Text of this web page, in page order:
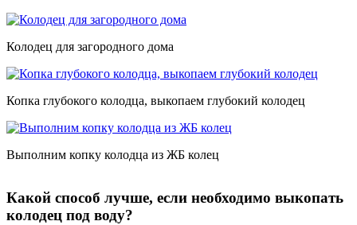
Колодец для загородного дома
Копка глубокого колодца, выкопаем глубокий колодец
Выполним копку колодца из ЖБ колец
Какой способ лучше, если необходимо выкопать
колодец под воду?